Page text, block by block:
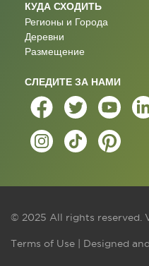
КУДА СХОДИТЬ
Регионы и Города
Деревни
Размещение
СЛЕДИТЕ ЗА НАМИ
© 2025 All rights reserved.
Terms of Use | Designed